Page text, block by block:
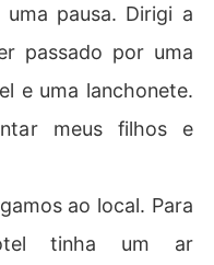
pausa. Dirigi a
passado por uma
e uma lanchonete.
meus filhos e
ao local. Para
tinha um ar